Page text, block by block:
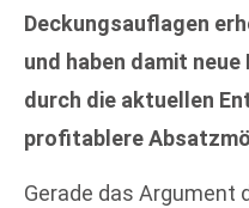
Deckungsauflagen
und haben damit
durch die aktuellen
profitablere
Gerade das Argument